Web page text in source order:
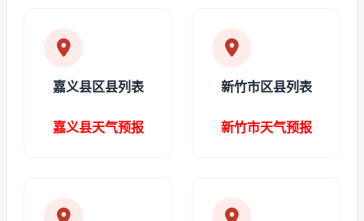
嘉义县区县列表
嘉义县天气预报
新竹市区县列表
新竹市天气预报